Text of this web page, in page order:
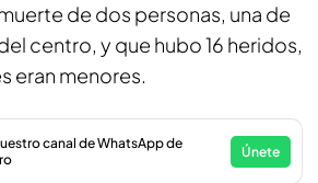
de dos personas, una de
centro, y que hubo 16 heridos,
eran menores.
canal de WhatsApp de
Únete